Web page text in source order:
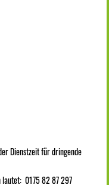
Dienstzeit für dringende
lautet: 0175 82 87 297